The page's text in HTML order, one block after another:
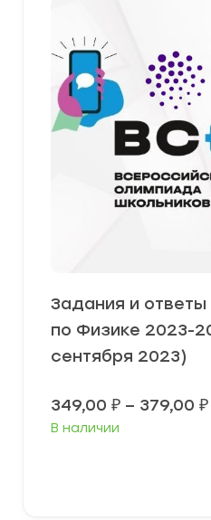
Задания и
по Физике 2023-
сентября 2023)
349,00 ₽ – 379,00 ₽
В наличии